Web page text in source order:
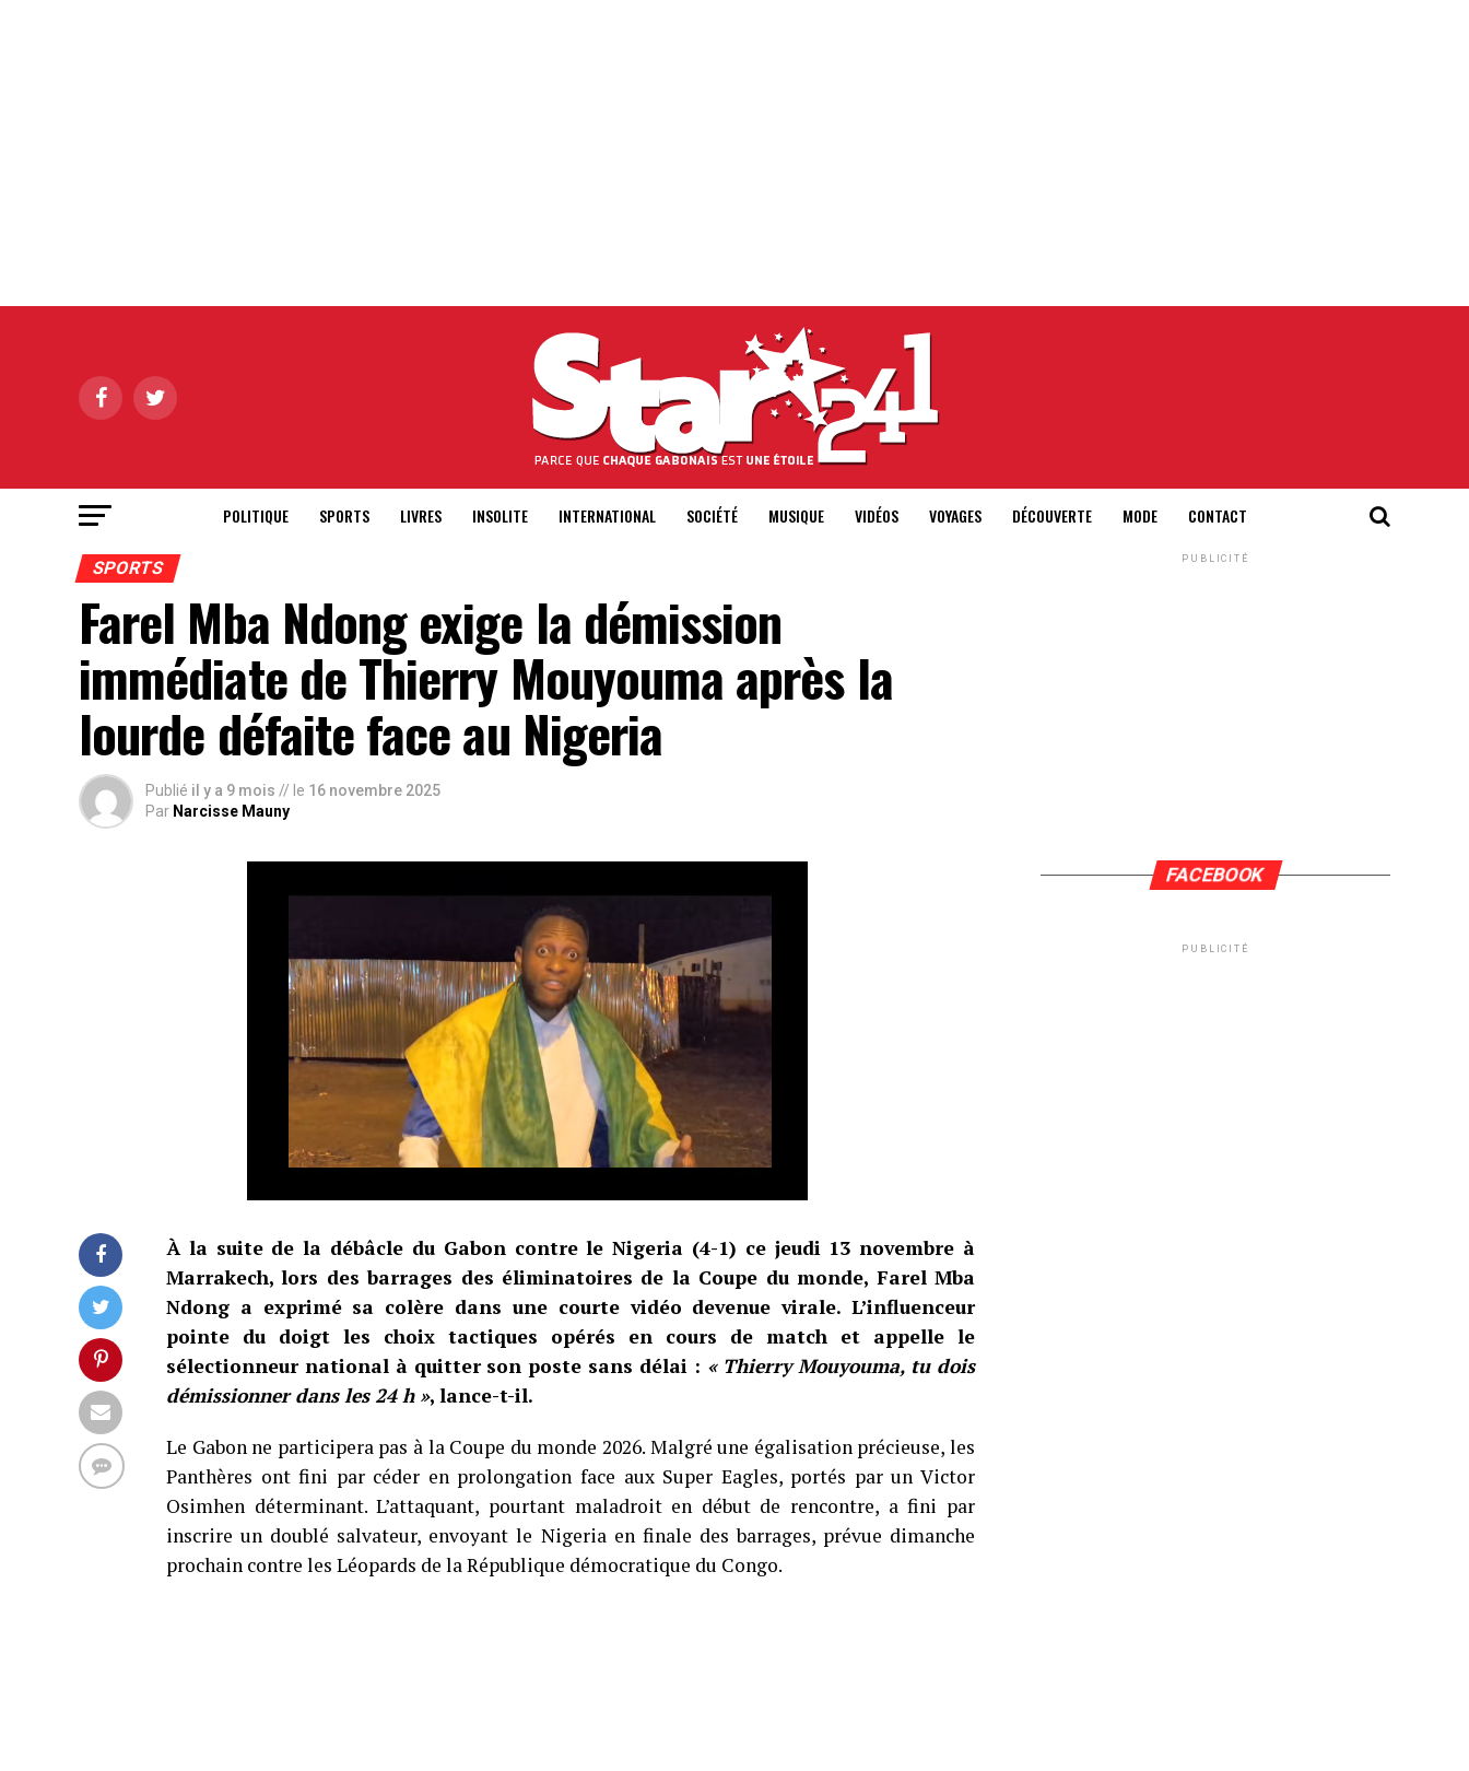
POLITIQUE SPORTS LIVRES INSOLITE INTERNATIONAL SOCIÉTÉ MUSIQUE VIDÉOS VOYAGES DÉCOUVERTE MODE CONTACT
SPORTS
Farel Mba Ndong exige la démission
immédiate de Thierry Mouyouma après la
lourde défaite face au Nigeria
Publié il y a 9 mois // le 16 novembre 2025
Par Narcisse Mauny
À la suite de la débâcle du Gabon contre le Nigeria (4-1) ce jeudi 13 novembre à
Marrakech, lors des barrages des éliminatoires de la Coupe du monde, Farel Mba
Ndong a exprimé sa colère dans une courte vidéo devenue virale. L’influenceur
pointe du doigt les choix tactiques opérés en cours de match et appelle le
sélectionneur national à quitter son poste sans délai : « Thierry Mouyouma, tu dois
démissionner dans les 24 h », lance-t-il.
Le Gabon ne participera pas à la Coupe du monde 2026. Malgré une égalisation précieuse, les
Panthères ont fini par céder en prolongation face aux Super Eagles, portés par un Victor
Osimhen déterminant. L’attaquant, pourtant maladroit en début de rencontre, a fini par
inscrire un doublé salvateur, envoyant le Nigeria en finale des barrages, prévue dimanche
prochain contre les Léopards de la République démocratique du Congo.
PUBLICITÉ
FACEBOOK
PUBLICITÉ